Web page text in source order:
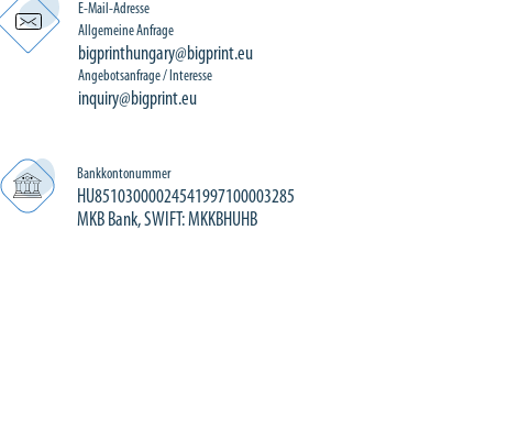
E-Mail-Adresse
Allgemeine Anfrage
bigprinthungary@bigprint.eu
Angebotsanfrage / Interesse
inquiry@bigprint.eu
Bankkontonummer
HU85103000024541997100003285
MKB Bank, SWIFT: MKKBHUHB